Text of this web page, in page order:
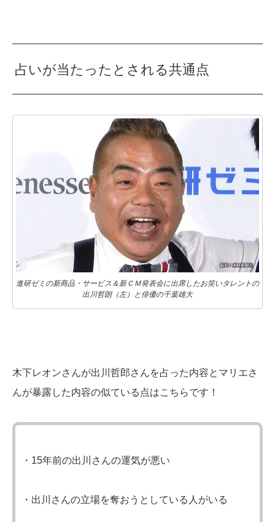
占いが当たったとされる共通点
進研ゼミの新商品・サービス＆新ＣＭ発表会に出席したお笑いタレントの
出川哲朗（左）と俳優の千葉雄大
木下レオンさんが出川哲郎さんを占った内容とマリエさ
んが暴露した内容の似ている点はこちらです！
・15年前の出川さんの運気が悪い
・出川さんの立場を奪おうとしている人がいる